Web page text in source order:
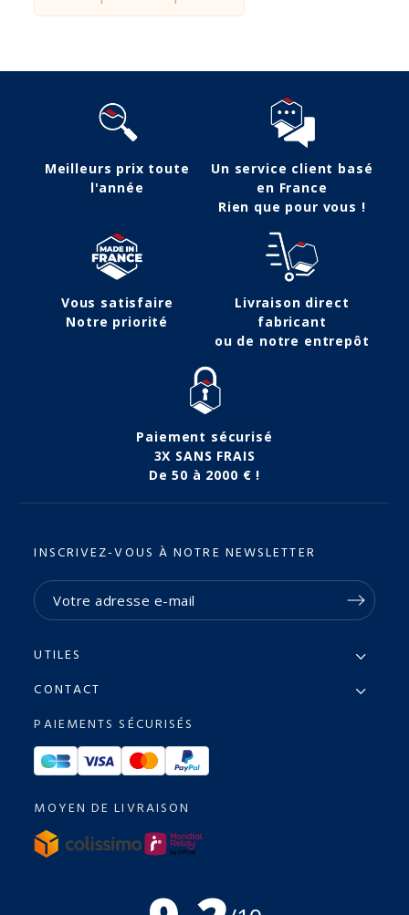
Meilleurs prix toute
l'année
Un service client basé
en France
Rien que pour vous !
Vous satisfaire
Notre priorité
Livraison direct
fabricant
ou de notre entrepôt
Paiement sécurisé
3X SANS FRAIS
De 50 à 2000 € !
INSCRIVEZ-VOUS À NOTRE NEWSLETTER
UTILES
CONTACT
PAIEMENTS SÉCURISÉS
MOYEN DE LIVRAISON